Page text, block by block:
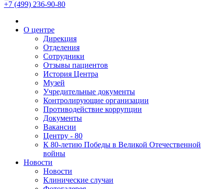
+7 (499) 236-90-80
О центре
Дирекция
Отделения
Сотрудники
Отзывы пациентов
История Центра
Музей
Учредительные документы
Контролирующие организации
Противодействие коррупции
Документы
Вакансии
Центру - 80
К 80-летию Победы в Великой Отечественной
войны
Новости
Новости
Клинические случаи